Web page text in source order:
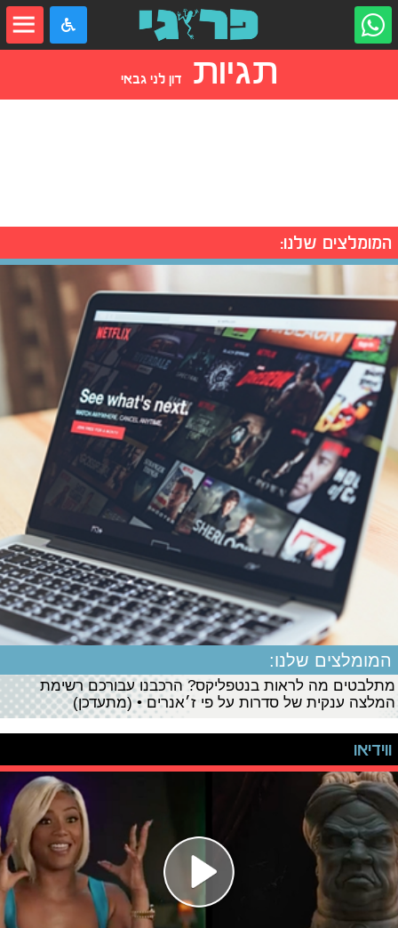
תגיות דון לני גבאי
המומלצים שלנו:
המומלצים שלנו:
מתלבטים מה לראות בנטפליקס? הרכבנו עבורכם רשימת
המלצה ענקית של סדרות על פי ז׳אנרים • (מתעדכן)
ווידיאו